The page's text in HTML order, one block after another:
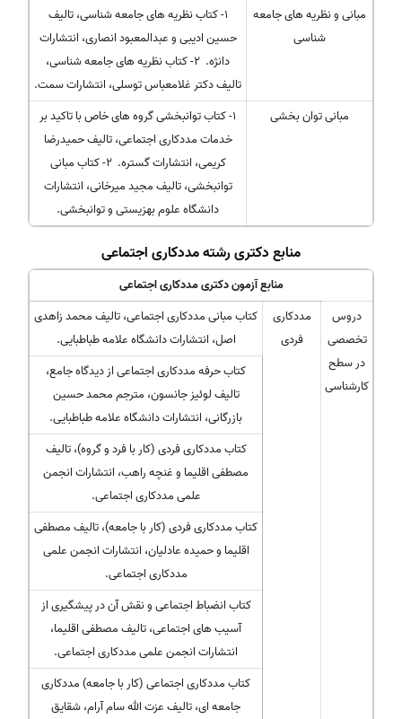
مبانی و نظریه های جامعه
شناسی
۱- کتاب نظریه های جامعه شناسی، تالیف
حسین ادیبی و عبدالمعبود انصاری، انتشارات
دانژه. ۲- کتاب نظریه های جامعه شناسی،
تالیف دکتر غلامعباس توسلی، انتشارات سمت.
مبانی توان بخشی
۱- کتاب توانبخشی گروه های خاص با تاکید بر
خدمات مددکاری اجتماعی، تالیف حمیدرضا
کریمی، انتشارات گستره. ۲- کتاب مبانی
توانبخشی، تالیف مجید میرخانی، انتشارات
دانشگاه علوم بهزیستی و توانبخشی.
منابع دکتری رشته مددکاری اجتماعی
منابع آزمون دکتری مددکاری اجتماعی
دروس
تخصصی
در سطح
کارشناسی
مددکاری
فردی
کتاب مبانی مددکاری اجتماعی، تالیف محمد زاهدی
اصل، انتشارات دانشگاه علامه طباطبایی.
کتاب حرفه مددکاری اجتماعی از دیدگاه جامع،
تالیف لوئیز جانسون، مترجم محمد حسین
بازرگانی، انتشارات دانشگاه علامه طباطبایی.
کتاب مددکاری فردی (کار با فرد و گروه)، تالیف
مصطفی اقلیما و غنچه راهب، انتشارات انجمن
علمی مددکاری اجتماعی.
کتاب مددکاری فردی (کار با جامعه)، تالیف مصطفی
اقلیما و حمیده عادلیان، انتشارات انجمن علمی
مددکاری اجتماعی.
کتاب انضباط اجتماعی و نقش آن در پیشگیری از
آسیب های اجتماعی، تالیف مصطفی اقلیما،
انتشارات انجمن علمی مددکاری اجتماعی.
کتاب مددکاری اجتماعی (کار با جامعه) مددکاری
جامعه ای، تالیف عزت الله سام آرام، شقایق